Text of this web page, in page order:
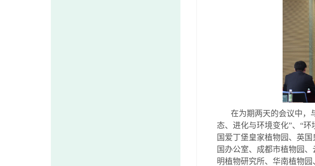
在为期两天的会议中，
态、进化与环境变化”、“
国爱丁堡皇家植物园、英
国办公室、成都市植物园
明植物研究所、华南植物